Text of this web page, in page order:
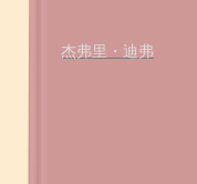
杰弗里・迪弗